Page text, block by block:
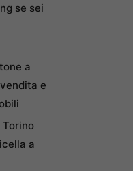
se sei
a
e
a